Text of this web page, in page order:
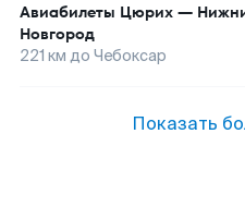
Авиабилеты Цюрих —
Новгород
221 км до Чебоксар
Показать